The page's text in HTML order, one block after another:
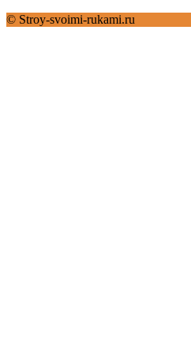
© Stroy-svoimi-rukami.ru